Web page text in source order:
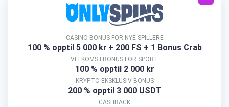
CASINO-BONUS FOR NYE SPILLERE
100 % opptil 5 000 kr + 200 FS + 1 Bonus Crab
VELKOMSTBONUS FOR SPORT
100 % opptil 2 000 kr
KRYPTO-EKSKLUSIV BONUS
200 % opptil 3 000 USDT
CASHBACK